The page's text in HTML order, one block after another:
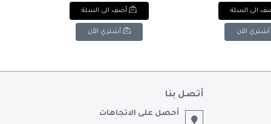
Baroly Ceramic
with Iris
الى السلة
أشتري الآن
مبهجة&: Next Store Ceramic
Mug Floral Pattern
Optimistic Saying "Joyful"
with Pink Handle.
أضف الى السلة
أشتري الآن
أتصل بنا
أحصل على الاتجاهات